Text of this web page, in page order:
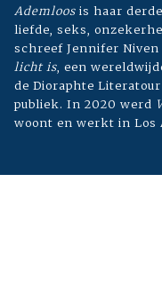
Ademloos is haar
liefde, seks,
schreef Jennifer Niven
licht is , een
de Dioraphte
publiek. In 2020 werd
woont en werkt in Los